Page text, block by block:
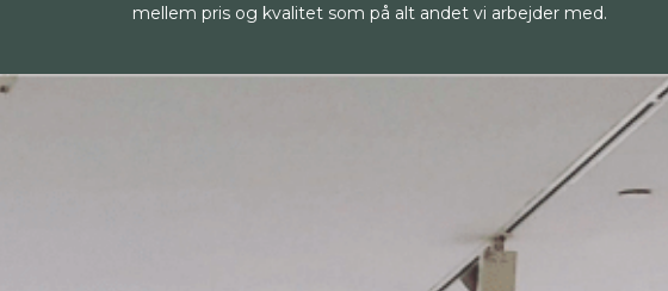
mellem pris og kvalitet som på alt andet vi arbejder med.